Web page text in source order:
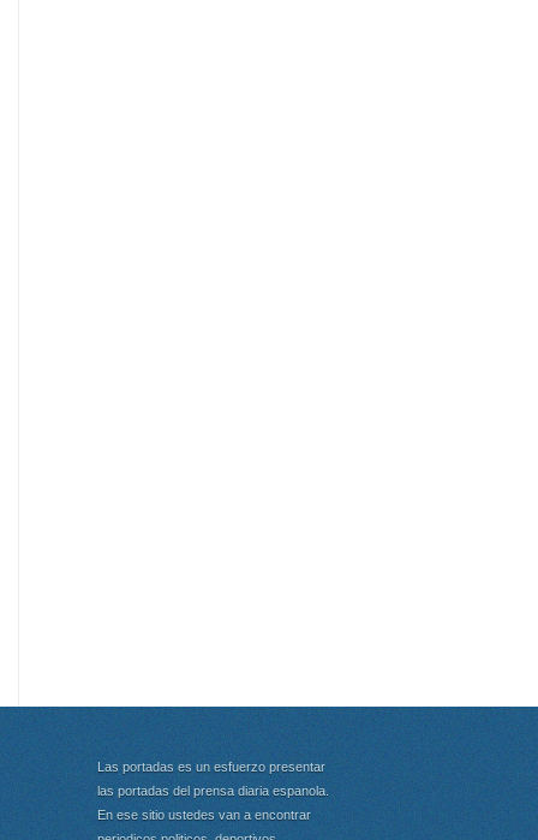
Las portadas es un esfuerzo presentar
las portadas del prensa diaria espanola.
En ese sitio ustedes van a encontrar